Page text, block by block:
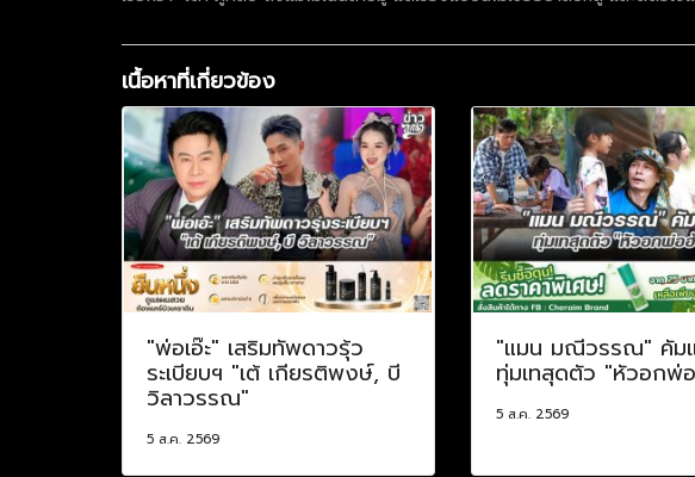
เนื้อหาที่เกี่ยวข้อง
"พ่อเอ๊ะ" เสริมทัพดาวรุ้ว
ระเบียบฯ "เต้ เกียรติพงษ์, บี
วิลาวรรณ"
5 ส.ค. 2569
"แมน มณีวรรณ" คัม
ทุ่มเทสุดตัว "หัวอกพ่
5 ส.ค. 2569